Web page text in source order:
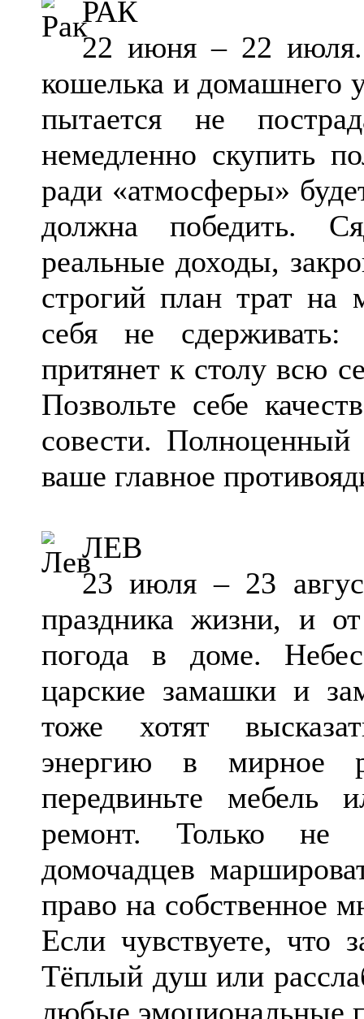
РАК
22 июня – 22 июля.
кошелька и домашнего
пытается не
немедленно скупить
ради «атмосферы»
должна победить.
реальные доходы,
строгий план трат на
себя не
притянет к столу всю
Позвольте себе
совести. Полноценный
ваше главное
ЛЕВ
23 июля – 23
праздника жизни, и
погода в доме.
царские замашки и
тоже хотят
энергию в мирное
передвиньте мебель
ремонт. Только не
домочадцев
право на собственное
Если чувствуете, что
Тёплый душ или
любые эмоциональные